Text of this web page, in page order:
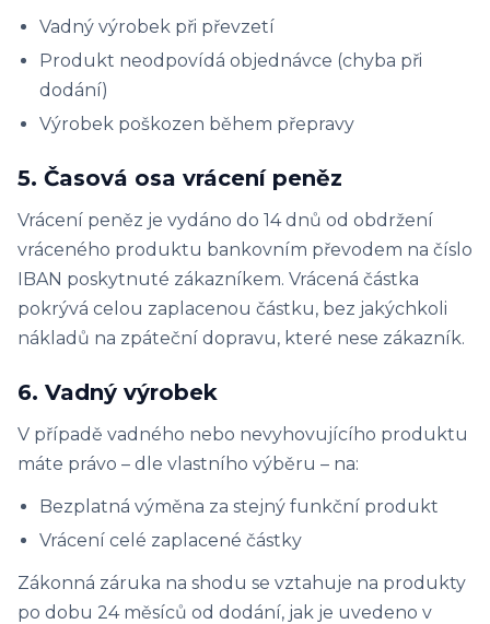
Vadný výrobek při převzetí
Produkt neodpovídá objednávce (chyba při
dodání)
Výrobek poškozen během přepravy
5. Časová osa vrácení peněz
Vrácení peněz je vydáno do 14 dnů od obdržení
vráceného produktu bankovním převodem na číslo
IBAN poskytnuté zákazníkem. Vrácená částka
pokrývá celou zaplacenou částku, bez jakýchkoli
nákladů na zpáteční dopravu, které nese zákazník.
6. Vadný výrobek
V případě vadného nebo nevyhovujícího produktu
máte právo – dle vlastního výběru – na:
Bezplatná výměna za stejný funkční produkt
Vrácení celé zaplacené částky
Zákonná záruka na shodu se vztahuje na produkty
po dobu 24 měsíců od dodání, jak je uvedeno v